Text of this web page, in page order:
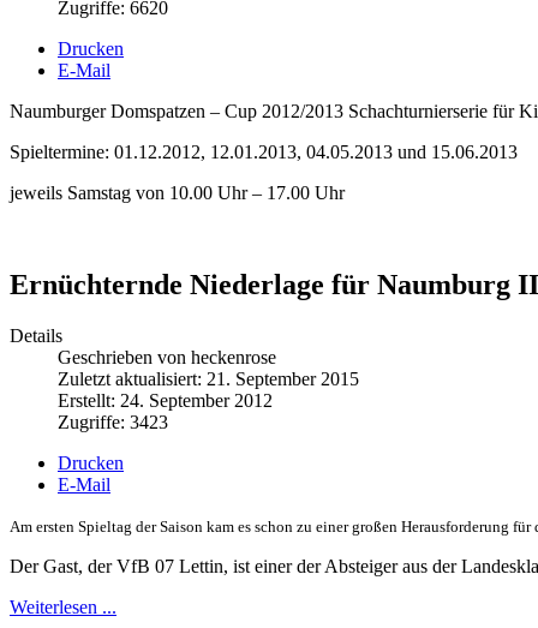
Zugriffe: 6620
Drucken
E-Mail
Naumburger Domspatzen – Cup 2012/2013 Schachturnierserie für
Spieltermine: 01.12.2012, 12.01.2013, 04.05.2013 und 15.06.2013
jeweils Samstag von 10.00 Uhr – 17.00 Uhr
Ernüchternde Niederlage für Naumburg
Details
Geschrieben von heckenrose
Zuletzt aktualisiert: 21. September 2015
Erstellt: 24. September 2012
Zugriffe: 3423
Drucken
E-Mail
Am ersten Spieltag der Saison kam es schon zu einer großen Herausforderung
Der Gast, der VfB 07 Lettin, ist einer der Absteiger aus der
Weiterlesen ...